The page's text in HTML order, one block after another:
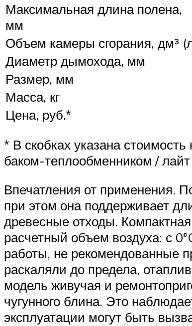
Максимальная длина полена,
мм
Объем камеры сгорания, дм³
Диаметр дымохода, мм
Размер, мм
Масса, кг
Цена, руб.*
* В скобках указана
баком-теплообменником /
Впечатления от применения.
при этом она поддерживает
древесные отходы.
расчетный объем воздуха: с
работы, не рекомендованные
раскаляли до предела,
модель живучая и
чугунного блина. Это
эксплуатации могут быть